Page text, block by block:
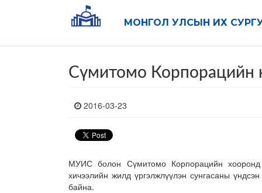
МОНГОЛ УЛСЫН ИХ
Сүмитомо Корпорацийн
2016-03-23
МУИС болон Сүмитомо Корпорацийн хооронд
хичээлийн жилд үргэлжлүүлэн сунгасаны
байна.